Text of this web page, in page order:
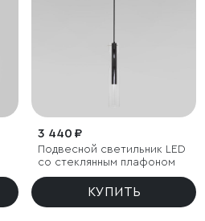
3 440 ₽
Подвесной светильник LED
со стеклянным плафоном
КУПИТЬ